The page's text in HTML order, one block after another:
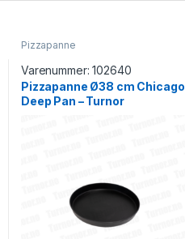
Pizzapanne
Varenummer:102640
Pizzapanne Ø38 cm Chicago
Deep Pan – Turnor